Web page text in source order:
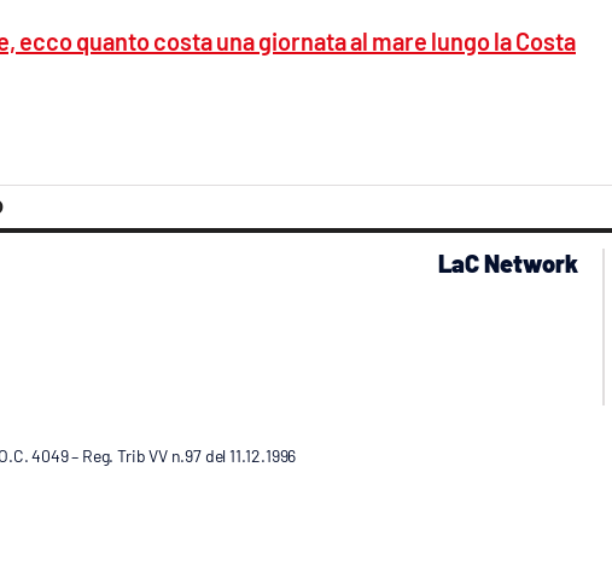
ecco quanto costa una giornata al mare lungo la Costa
LaC Network
4049 – Reg. Trib VV n.97 del 11.12.1996